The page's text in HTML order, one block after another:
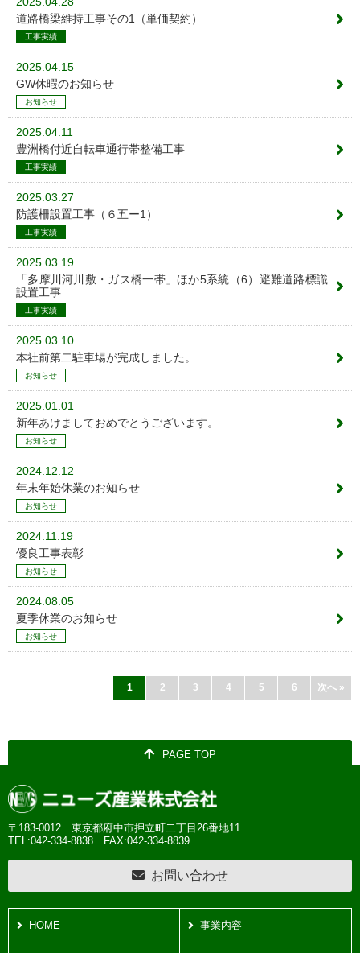
道路橋梁維持工事その1（単価契約）
工事実績
2025.04.15
GW休暇のお知らせ
お知らせ
2025.04.11
豊洲橋付近自転車通行帯整備工事
工事実績
2025.03.27
防護柵設置工事（６五ー1）
工事実績
2025.03.19
「多摩川河川敷・ガス橋一帯」ほか5系統（6）避難道路標識
設置工事
工事実績
2025.03.10
本社前第二駐車場が完成しました。
お知らせ
2025.01.01
新年あけましておめでとうございます。
お知らせ
2024.12.12
年末年始休業のお知らせ
お知らせ
2024.11.19
優良工事表彰
お知らせ
2024.08.05
夏季休業のお知らせ
お知らせ
1 2 3 4 5 6 次へ »
PAGE TOP
〒183-0012 東京都府中市押立町二丁目26番地11
TEL:042-334-8838
FAX:042-334-8839
お問い合わせ
HOME 事業内容